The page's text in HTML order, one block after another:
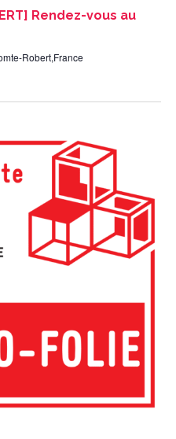
Rendez-vous au
Robert,France